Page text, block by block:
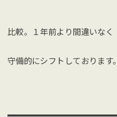
比較。１年前より間違いなく
守備的にシフトしております。